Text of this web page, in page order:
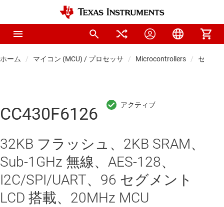
ホーム マイコン (MCU) / プロセッサ Microcontrollers センシ
CC430F6126
32KB フラッシュ、2KB SRAM、
Sub-1GHz 無線、AES-128、
I2C/SPI/UART、96 セグメント
LCD 搭載、20MHz MCU